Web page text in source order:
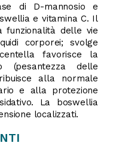
di D-mannosio e
e vitamina C. Il
delle vie
corporei; svolge
favorisce la
(pesantezza delle
alla normale
e alla protezione
La boswellia
localizzati.